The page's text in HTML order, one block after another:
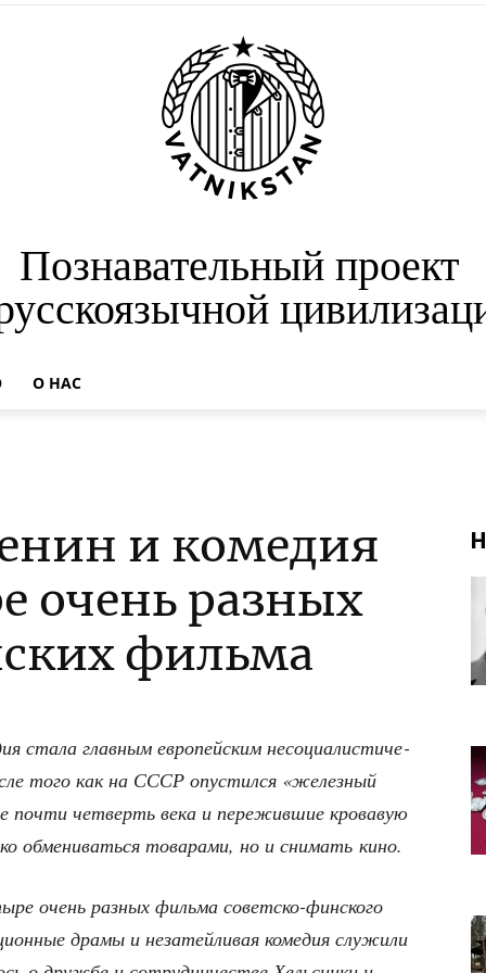
Познавательный проект
О НАС
и комедия
очень разных
фильма
ста­ла глав­ным евро­пей­ским несо­ци­а­ли­сти­че­
того как на СССР опу­стил­ся «желез­ный
почти чет­верть века и пере­жив­шие кро­ва­вую
обме­ни­вать­ся това­ра­ми, но и сни­мать кино.
очень раз­ных филь­ма совет­ско-фин­ско­го
дра­мы и неза­тей­ли­вая коме­дия слу­жи­ли